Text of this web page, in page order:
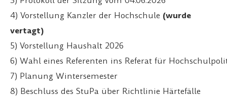
4) Vorstellung Kanzler der Hochschule (wurde
vertagt)
5) Vorstellung Haushalt 2026
6) Wahl eines Referenten ins Referat für
7) Planung Wintersemester
8) Beschluss des StuPa über Richtlinie Härtefälle